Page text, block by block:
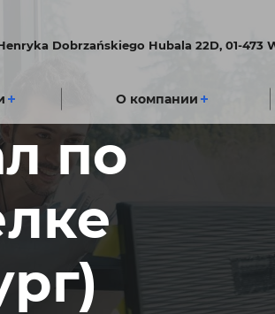
Dobrzańskiego Hubala 22D, 01-473
О компании
по